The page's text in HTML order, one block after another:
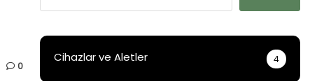
0
Cihazlar ve Aletler 4